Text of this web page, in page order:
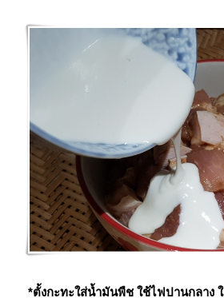
*ตั้งกะทะใส่น้ำมันพืช ใช้ไฟปานกลาง